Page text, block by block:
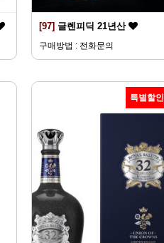
[97] 글렌피딕 21년산
구매방법 : 전화문의
특별할인